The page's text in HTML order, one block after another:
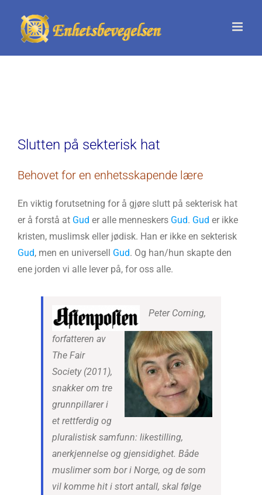
content
Slutten på sekterisk hat
Behovet for en enhetsskapende lære
En viktig forutsetning for å gjøre slutt på sekterisk hat
er å forstå at Gud er alle menneskers Gud. Gud er ikke
kristen, muslimsk eller jødisk. Han er ikke en sekterisk
Gud, men en universell Gud. Og han/hun skapte den
ene jorden vi alle lever på, for oss alle.
Peter Corning,
forfatteren av
The Fair
Society(2011),
snakker om tre
grunnpillarer i
et rettferdig og
pluralistisk samfunn: likestilling,
anerkjennelse og gjensidighet. Både
muslimer som bor i Norge, og de som
vil komme hit i stort antall, skal følge